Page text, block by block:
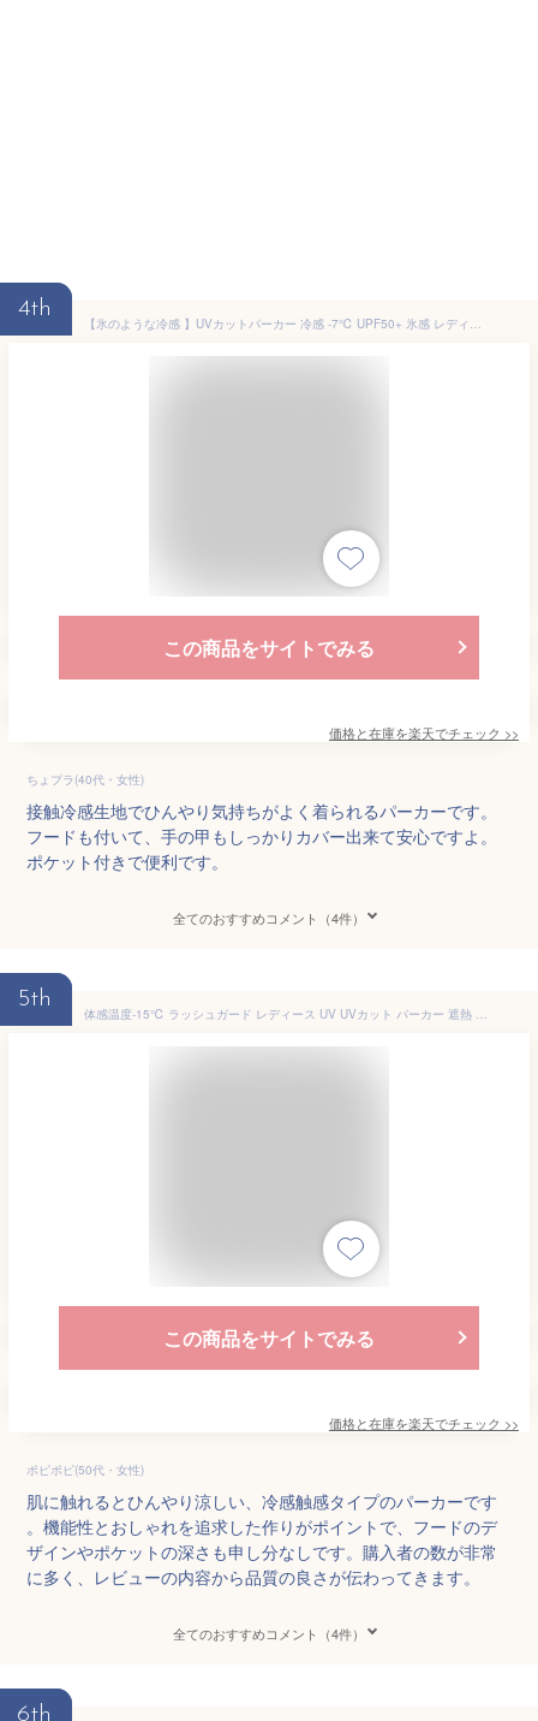
4th
【氷のような冷感 】UVカットパーカー 冷感 -7℃ UPF50+ 氷感 レディース ラッシュガード 日焼け防止対策 長袖 サンバイザー フェイスカバー 指穴付き ひんやり クール 涼しい 薄手 メッシュ 吸水速乾 軽量 アウトドア 熱中症対策 紫外線対策 夏用 メンズ M/L/XL/2XL/3XL/4XL
この商品をサイトでみる
価格と在庫を楽天でチェック >>
ちょプラ(40代・女性)
接触冷感生地でひんやり気持ちがよく着られるパーカーです。
フードも付いて、手の甲もしっかりカバー出来て安心ですよ。
ポケット付きで便利です。
全てのおすすめコメント（4件）
5th
体感温度-15℃ ラッシュガード レディース UV UVカット パーカー 遮熱 ハイネック フレア 日除け 日焼け対策 猛暑対策 涼しい UPF50+ フェイスカバー 大きいサイズ おしゃれ フルフェイス 遮熱率 41％ IU-8610_8620 《LDYR》
この商品をサイトでみる
価格と在庫を楽天でチェック >>
ポピポピ(50代・女性)
肌に触れるとひんやり涼しい、冷感触感タイプのパーカーです
。機能性とおしゃれを追求した作りがポイントで、フードのデ
ザインやポケットの深さも申し分なしです。購入者の数が非常
に多く、レビューの内容から品質の良さが伝わってきます。
全てのおすすめコメント（4件）
6th